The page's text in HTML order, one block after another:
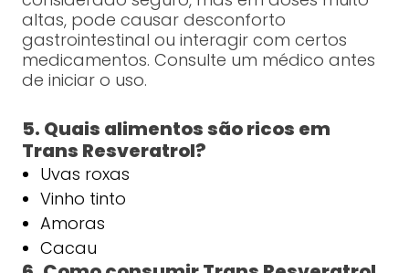
altas, pode causar desconforto
gastrointestinal ou interagir com certos
medicamentos. Consulte um médico antes
de iniciar o uso.
5. Quais alimentos são ricos em
Trans Resveratrol?
Uvas roxas
Vinho tinto
Amoras
Cacau